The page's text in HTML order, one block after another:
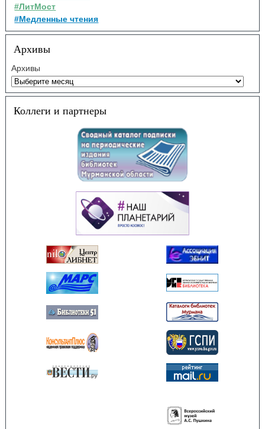
#ЛитМост
#Медленные чтения
Архивы
Архивы
Коллеги и партнеры